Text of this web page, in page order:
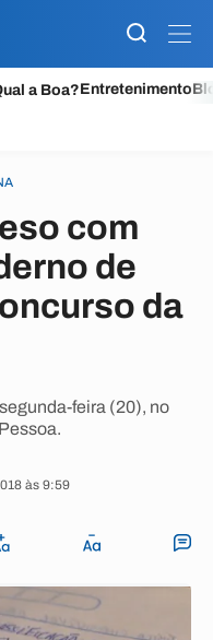
a Boa?Entretenimento
com
de
da
feira (20), no
às 9:59